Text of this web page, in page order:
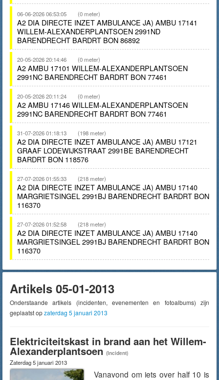
06-06-2026 06:53:05 (0 meter)
A2 DIA DIRECTE INZET AMBULANCE JA) AMBU 17141
WILLEM-ALEXANDERPLANTSOEN 2991ND
BARENDRECHT BARDRT BON 86892
20-05-2026 20:14:46 (0 meter)
A2 AMBU 17101 WILLEM-ALEXANDERPLANTSOEN
2991NC BARENDRECHT BARDRT BON 77461
20-05-2026 20:11:24 (0 meter)
A2 AMBU 17146 WILLEM-ALEXANDERPLANTSOEN
2991NC BARENDRECHT BARDRT BON 77461
31-07-2026 01:18:13 (198 meter)
A2 DIA DIRECTE INZET AMBULANCE JA) AMBU 17121
GRAAF LODEWIJKSTRAAT 2991BE BARENDRECHT
BARDRT BON 118576
27-07-2026 01:55:33 (218 meter)
A2 DIA DIRECTE INZET AMBULANCE JA) AMBU 17140
MARGRIETSINGEL 2991BJ BARENDRECHT BARDRT BON
116370
27-07-2026 01:52:58 (218 meter)
A2 DIA DIRECTE INZET AMBULANCE JA) AMBU 17140
MARGRIETSINGEL 2991BJ BARENDRECHT BARDRT BON
116370
Artikels 05-01-2013
Onderstaande artikels (incidenten, evenementen en fotoalbums) zijn
geplaatst opzaterdag 5 januari 2013
Elektriciteitskast in brand aan het Willem-
Alexanderplantsoen (Incident)
Zaterdag 5 januari 2013
Vanavond om iets over half 10 is